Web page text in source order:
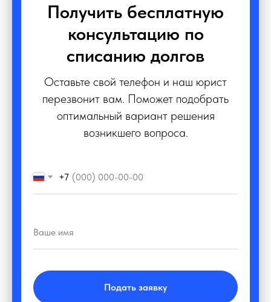
Получить бесплатную
консультацию по
списанию долгов
Оставьте свой телефон и наш юрист
перезвонит вам. Поможет подобрать
оптимальный вариант решения
возникшего вопроса.
+7
Подать заявку